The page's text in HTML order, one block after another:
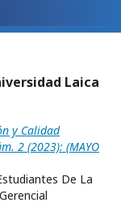
Laica
y Calidad
2 (2023): (MAYO
De La